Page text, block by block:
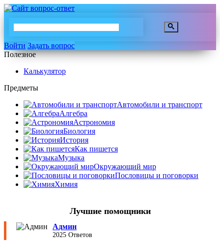
Войти Задать вопрос
Полезное
Калькулятор
Предметы
Автомобили и транспорт
Алгебра
Астрономия
Биология
История
Как пишется
Музыка
Окружающий мир
Пословицы и поговорки
Химия
Лучшие помощники
Админ
2025 Ответов